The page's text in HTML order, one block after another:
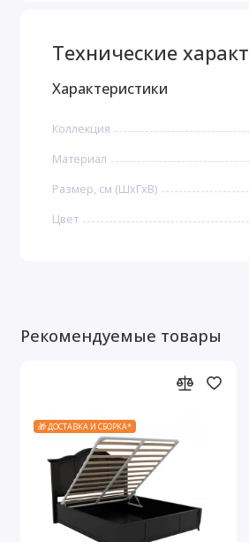
Технические
Характеристики
Коллекция
Материал
Размер, см (ШхГхВ)
Цвет
Рекомендуемые товары
🎁 ДОСТАВКА И СБОРКА*